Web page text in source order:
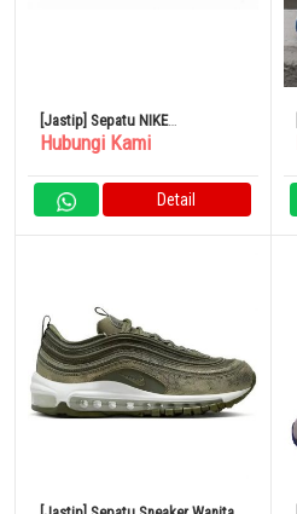
[Jastip] Sepatu NIKE
TERMINATOR LOW Antrasit 28cm
Hubungi Kami
Detail